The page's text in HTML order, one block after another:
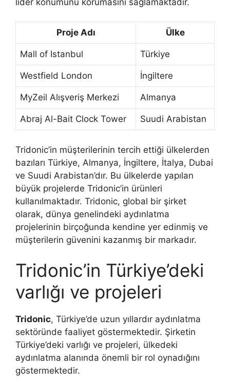
Proje Adı Ülke
Mall of Istanbul Türkiye
Westfield London İngiltere
MyZeil Alışveriş Merkezi Almanya
Abraj Al-Bait Clock Tower Suudi Arabistan
Tridonic’in müşterilerinin tercih ettiği ülkelerden
bazıları Türkiye, Almanya, İngiltere, İtalya, Dubai
ve Suudi Arabistan’dır. Bu ülkelerde yapılan
büyük projelerde Tridonic’in ürünleri
kullanılmaktadır. Tridonic, global bir şirket
olarak, dünya genelindeki aydınlatma
projelerinin birçoğunda kendine yer edinmiş ve
müşterilerin güvenini kazanmış bir markadır.
Tridonic’in Türkiye’deki
varlığı ve projeleri
Tridonic, Türkiye’de uzun yıllardır aydınlatma
sektöründe faaliyet göstermektedir. Şirketin
Türkiye’deki varlığı ve projeleri, ülkedeki
aydınlatma alanında önemli bir rol oynadığını
göstermektedir.